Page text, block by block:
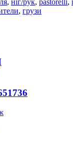
, ніг/рук, pastorelli,
, грузи